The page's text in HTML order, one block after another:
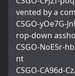
vented by a
CSGO-yOe7G-
rop-down
CSGO-NoE5r-
nt
CSGO-CA96d-